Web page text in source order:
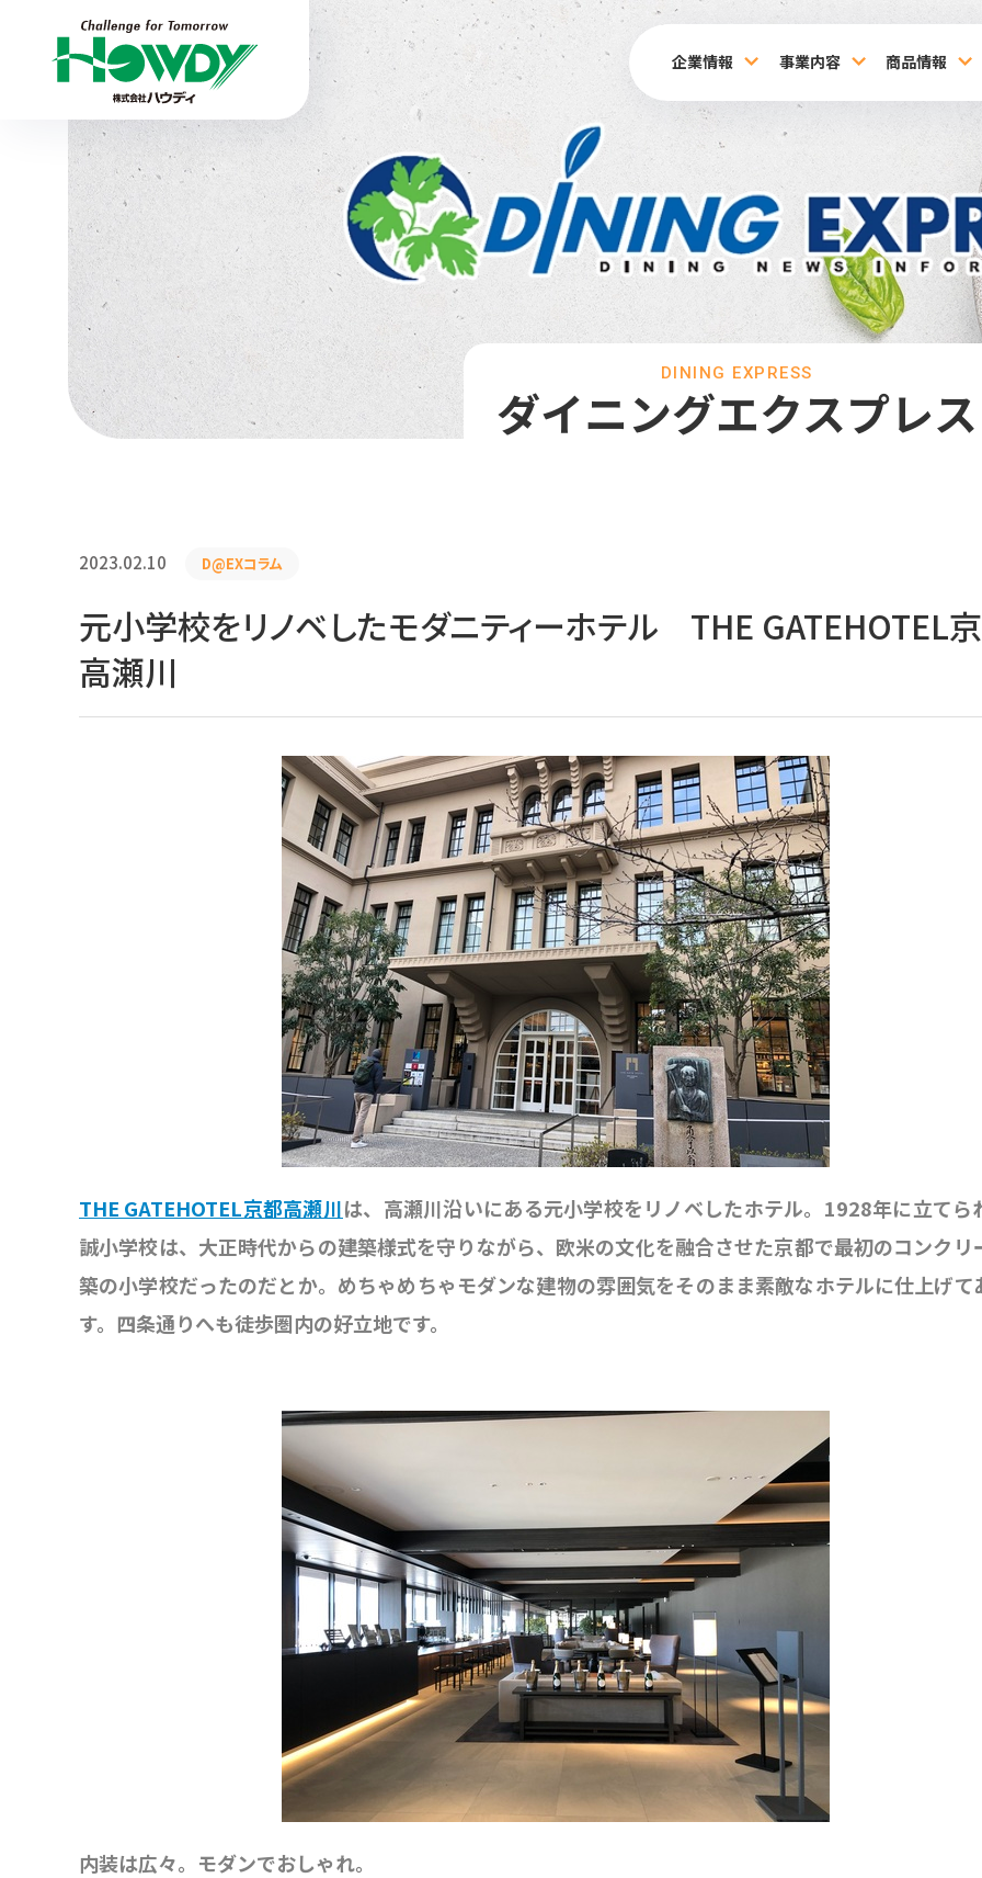
企業情報 事業内容 商品情報
ダイニングエクスプレス
DINING EXPRESS
2023.02.10 D@EXコラム
元小学校をリノベしたモダニティーホテル THE GATEHOTEL
高瀬川
THE GATEHOTEL京都高瀬川は、高瀬川沿いにある元小学校をリノベしたホテル。1928年に立てら
誠小学校は、大正時代からの建築様式を守りながら、欧米の文化を融合させた京都で最初のコンクリ
築の小学校だったのだとか。めちゃめちゃモダンな建物の雰囲気をそのまま素敵なホテルに仕上げて
す。四条通りへも徒歩圏内の好立地です。
内装は広々。モダンでおしゃれ。